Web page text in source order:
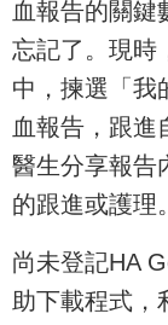
血報告的關鍵
忘記了。現時
中，揀選「我
血報告，跟進
醫生分享報告
的跟進或護理。
尚未登記HA
助下載程式，